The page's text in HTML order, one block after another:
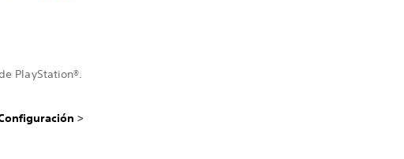
PlayStation®.
>